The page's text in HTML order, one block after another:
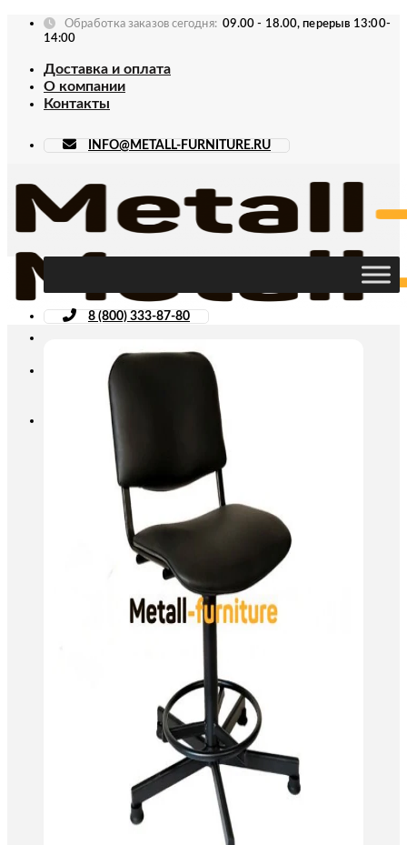
Skip
Обработка заказов сегодня: 09.00 - 18.00, перерыв 13:00-
14:00
Доставка и оплата
О компании
Контакты
INFO@METALL-FURNITURE.RU
8 (800) 333-87-80